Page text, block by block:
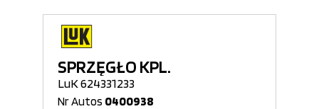
SPRZĘGŁO KPL.
LuK 624331233
Nr Autos 0400938